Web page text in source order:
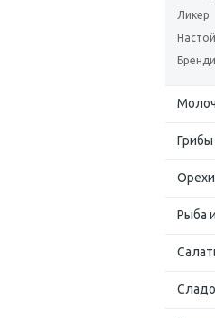
Ликер
Бренди
Грибы
Рыба